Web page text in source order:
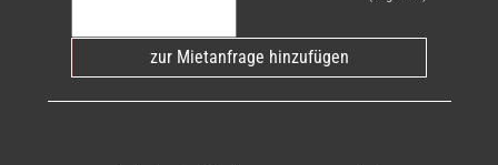
zur Mietanfrage hinzufügen